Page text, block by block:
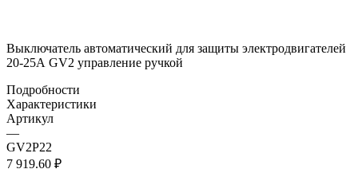
Выключатель автоматический для защиты электродвигателей
20-25А GV2 управление ручкой
Подробности
Характеристики
Артикул
—
GV2P22
7 919.60 ₽